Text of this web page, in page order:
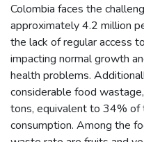
Colombia faces the
approximately 4.2 million
the lack of regular access
impacting normal growth
health problems.
considerable food
tons, equivalent to 34% of
consumption. Among the